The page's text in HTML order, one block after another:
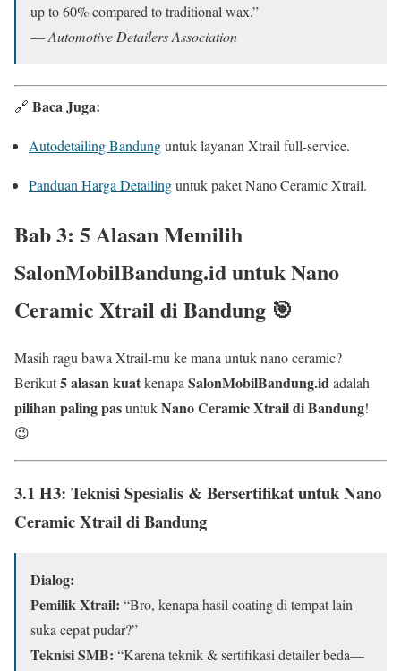
up to 60% compared to traditional wax.”
—Automotive Detailers Association
🔗 Baca Juga:
Autodetailing Bandunguntuk layanan Xtrail full-service.
Panduan Harga Detailinguntuk paket Nano Ceramic Xtrail.
Bab 3: 5 Alasan Memilih
SalonMobilBandung.iduntukNano
Ceramic Xtrail di Bandung 🎯
Masih ragu bawa Xtrail-mu ke mana untuk nano ceramic?
Berikut5 alasan kuatkenapaSalonMobilBandung.idadalah
pilihan paling pasuntukNano Ceramic Xtrail di Bandung!
😉
3.1 H3: Teknisi Spesialis & Bersertifikat untukNano
Ceramic Xtrail di Bandung
Dialog:
Pemilik Xtrail: “Bro, kenapa hasil coating di tempat lain
suka cepat pudar?”
Teknisi SMB: “Karena teknik & sertifikasi detailer beda—